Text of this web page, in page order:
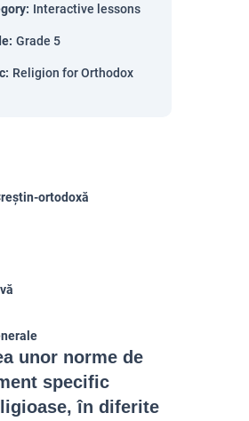
: Interactive lessons
: Grade 5
: Religion for Orthodox
ortodoxă
unor norme de
specific
în diferite